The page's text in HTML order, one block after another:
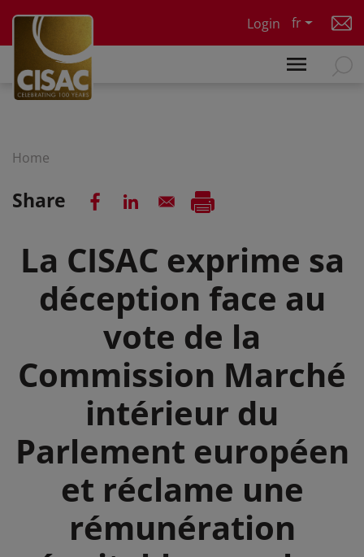
Login
fr
Home
Share
La CISAC exprime sa
déception face au
vote de la
Commission Marché
intérieur du
Parlement européen
et réclame une
rémunération